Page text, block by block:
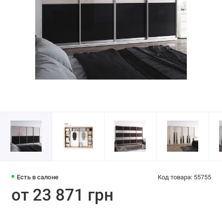
Есть в салоне Код товара: 55755
от 23 871 грн